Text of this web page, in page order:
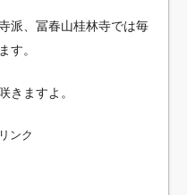
派、冨春山桂林寺では毎
す。
きますよ。
ンク